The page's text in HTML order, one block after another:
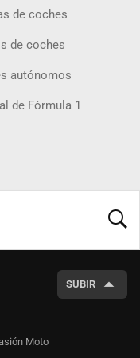
de coches
de coches
autónomos
de Fórmula 1
SUBIR
Moto